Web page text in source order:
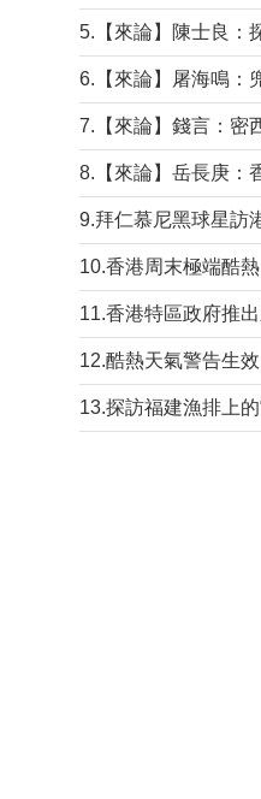
9.拜仁慕尼黑球星
10.香港周末極端酷
12.酷熱天氣警告生
13.探訪福建漁排上的